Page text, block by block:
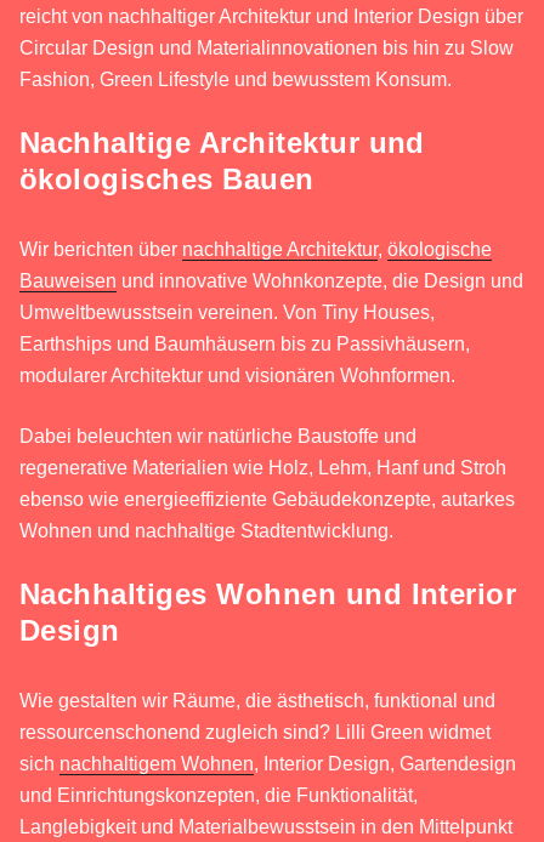
reicht von nachhaltiger Architektur und Interior Design über
Circular Design und Materialinnovationen bis hin zu Slow
Fashion, Green Lifestyle und bewusstem Konsum.
Nachhaltige Architektur und
ökologisches Bauen
Wir berichten über nachhaltige Architektur, ökologische
Bauweisen und innovative Wohnkonzepte, die Design und
Umweltbewusstsein vereinen. Von Tiny Houses,
Earthships und Baumhäusern bis zu Passivhäusern,
modularer Architektur und visionären Wohnformen.
Dabei beleuchten wir natürliche Baustoffe und
regenerative Materialien wie Holz, Lehm, Hanf und Stroh
ebenso wie energieeffiziente Gebäudekonzepte, autarkes
Wohnen und nachhaltige Stadtentwicklung.
Nachhaltiges Wohnen und Interior
Design
Wie gestalten wir Räume, die ästhetisch, funktional und
ressourcenschonend zugleich sind? Lilli Green widmet
sich nachhaltigem Wohnen, Interior Design, Gartendesign
und Einrichtungskonzepten, die Funktionalität,
Langlebigkeit und Materialbewusstsein in den Mittelpunkt